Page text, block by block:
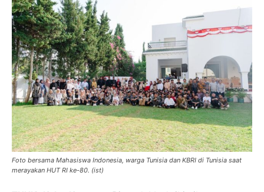
Foto bersama Mahasiswa Indonesia, warga Tunisia dan KBRI di Tunisia saat
merayakan HUT RI ke-80. (ist)